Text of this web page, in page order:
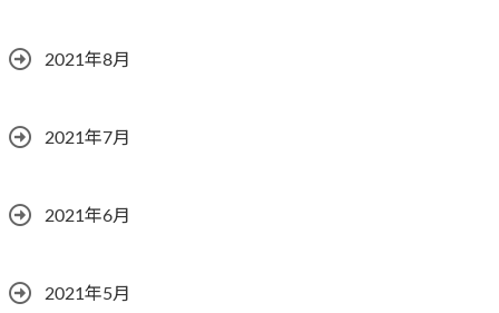
2021年8月
2021年7月
2021年6月
2021年5月